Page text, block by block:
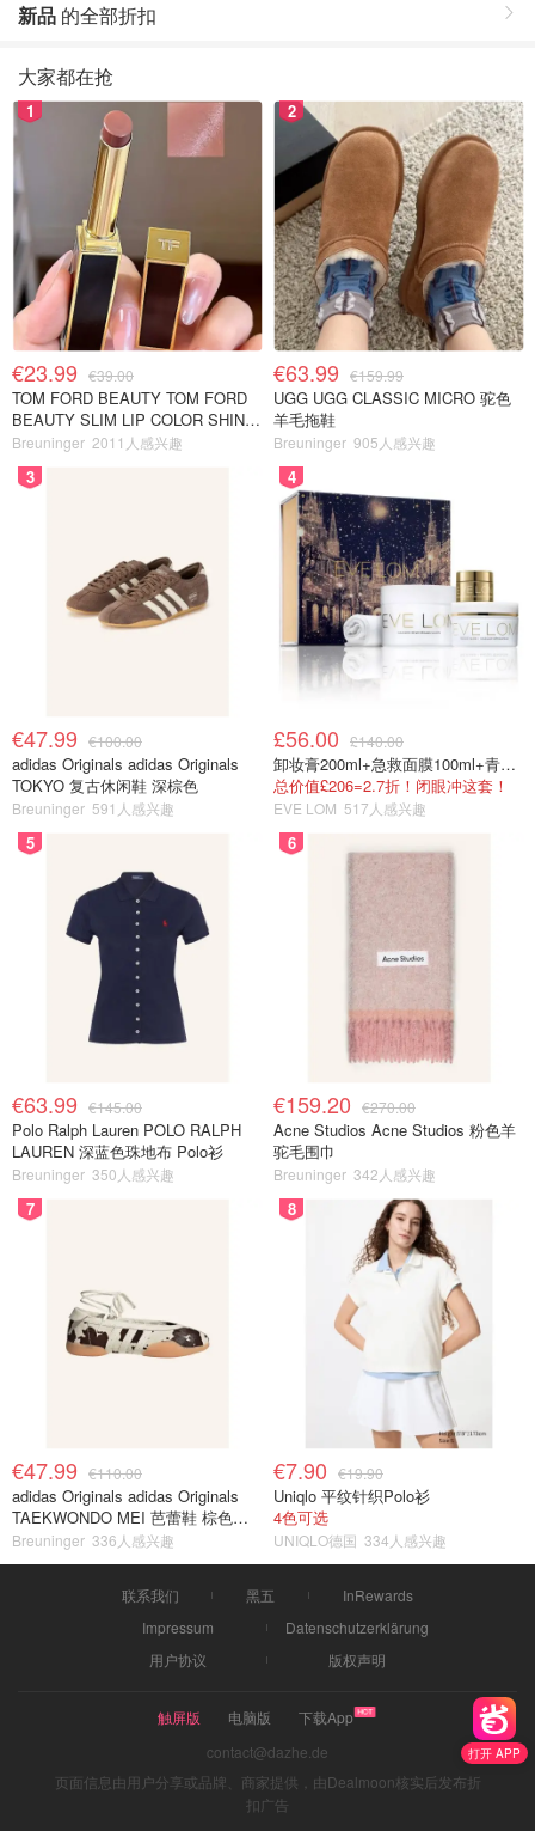
新品 的全部折扣
打开 APP
大家都在抢
1
€23.99 €39.00
TOM FORD BEAUTY TOM FORD
BEAUTY SLIM LIP COLOR SHINE
口红 open back色
Breuninger 2011人感兴趣
2
€63.99 €159.99
UGG UGG CLASSIC MICRO 驼色
羊毛拖鞋
Breuninger 905人感兴趣
3
€47.99 €100.00
adidas Originals adidas Originals
TOKYO 复古休闲鞋 深棕色
Breuninger 591人感兴趣
4
£56.00 £140.00
卸妆膏200ml+急救面膜100ml+青春面霜15ml
总价值£206=2.7折！闭眼冲这套！
EVE LOM 517人感兴趣
5
€63.99 €145.00
Polo Ralph Lauren POLO RALPH
LAUREN 深蓝色珠地布 Polo衫
Breuninger 350人感兴趣
6
€159.20 €270.00
Acne Studios Acne Studios 粉色羊
驼毛围巾
Breuninger 342人感兴趣
7
€47.99 €110.00
adidas Originals adidas Originals
TAEKWONDO MEI 芭蕾鞋 棕色米
色
Breuninger 336人感兴趣
8
€7.90 €19.90
Uniqlo 平纹针织Polo衫
4色可选
UNIQLO德国 334人感兴趣
联系我们 黑五
InRewards
Impressum
Datenschutzerklärung
用户协议
版权声明
触屏版 电脑版
下载App
contact@dazhe.de
页面信息由用户分享或品牌、商家提供，由Dealmoon核实后发布折
扣广告